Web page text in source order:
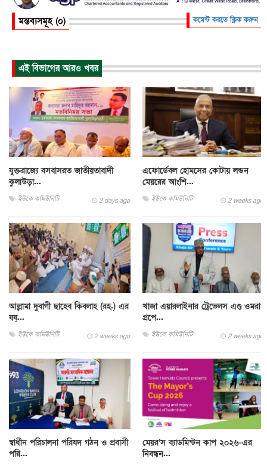
মন্তব্যসমূহ (০) কমেন্ট করতে ক্লিক করুন
এই বিভাগের আরও খবর
যুক্তরাজ্যে বসবাসরত জাতীয়তাবাদী
কুলাউড়া...
ইউকে কমিউনিটি 2 days ago
এফোর্ডেবল হোমসের কোটায় লন্ডন
মেয়রের আংশি...
ইউকে কমিউনিটি 2 weeks ago
আল্লামা দুবাগী ছাহেব কিবলাহ (রহ.) এর
ষষ্...
ইউকে কমিউনিটি 2 weeks ago
খাজা এয়ারলাইনার ট্রেভেলস এণ্ড ওমরা
গ্রপে...
ইউকে কমিউনিটি 2 weeks ago
স্বাধীন পরিচালনা পরিষদ গঠন ও প্রবাসী
পরি...
মেয়র’স ব্যাডমিন্টন কাপ ২০২৬-এর
নিবন্ধন...